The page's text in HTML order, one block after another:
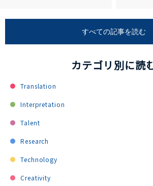
すべての記事を読む
カテゴリ別に読
Translation
Interpretation
Talent
Research
Technology
Creativity